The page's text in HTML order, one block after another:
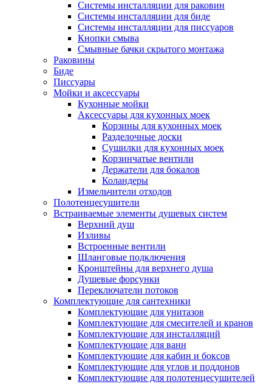
Системы инсталляции для раковин
Системы инсталляции для биде
Системы инсталляции для писсуаров
Кнопки смыва
Смывные бачки скрытого монтажа
Раковины
Биде
Писсуары
Мойки и аксессуары
Кухонные мойки
Аксессуары для кухонных моек
Корзины для кухонных моек
Разделочные доски
Сушилки для кухонных моек
Корзинчатые вентили
Держатели для бокалов
Коландеры
Измельчители отходов
Полотенцесушители
Встраиваемые элементы душевых систем
Верхний душ
Изливы
Встроенные вентили
Шланговые подключения
Кронштейны для верхнего душа
Душевые форсунки
Переключатели потоков
Комплектующие для сантехники
Комплектующие для унитазов
Комплектующие для смесителей и кранов
Комплектующие для инсталляций
Комплектующие для ванн
Комплектующие для кабин и боксов
Комплектующие для углов и поддонов
Комплектующие для полотенцесушителей